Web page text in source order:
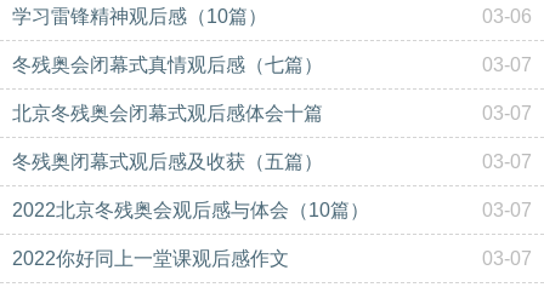
学习雷锋精神观后感（10篇） 03-06
冬残奥会闭幕式真情观后感（七篇） 03-07
北京冬残奥会闭幕式观后感体会十篇 03-07
冬残奥闭幕式观后感及收获（五篇） 03-07
2022北京冬残奥会观后感与体会（10篇） 03-07
2022你好同上一堂课观后感作文 03-07